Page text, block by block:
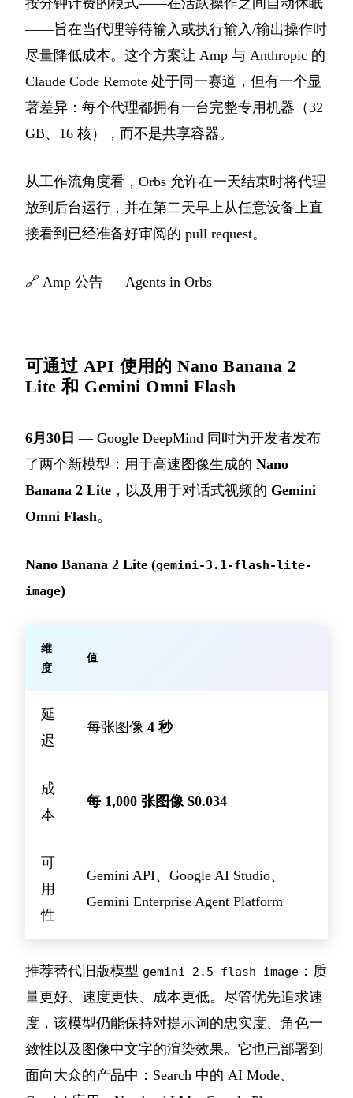
按分钟计费的模式——在活跃操作之间自动休眠
——旨在当代理等待输入或执行输入/输出操作时
尽量降低成本。这个方案让 Amp 与 Anthropic 的
Claude Code Remote 处于同一赛道，但有一个显
著差异：每个代理都拥有一台完整专用机器（32
GB、16 核），而不是共享容器。
从工作流角度看，Orbs 允许在一天结束时将代理
放到后台运行，并在第二天早上从任意设备上直
接看到已经准备好审阅的 pull request。
🔗 Amp 公告 — Agents in Orbs
可通过 API 使用的 Nano Banana 2
Lite 和 Gemini Omni Flash
6月30日 — Google DeepMind 同时为开发者发布
了两个新模型：用于高速图像生成的 Nano
Banana 2 Lite ，以及用于对话式视频的 Gemini
Omni Flash。
Nano Banana 2 Lite (gemini-3.1-flash-lite-
image)
维
度
值
延
迟
每张图像 4 秒
成
本
每 1,000 张图像 $0.034
可
用
性
Gemini API、Google AI Studio、
Gemini Enterprise Agent Platform
推荐替代旧版模型 gemini-2.5-flash-image ：质
量更好、速度更快、成本更低。尽管优先追求速
度，该模型仍能保持对提示词的忠实度、角色一
致性以及图像中文字的渲染效果。它也已部署到
面向大众的产品中：Search 中的 AI Mode、